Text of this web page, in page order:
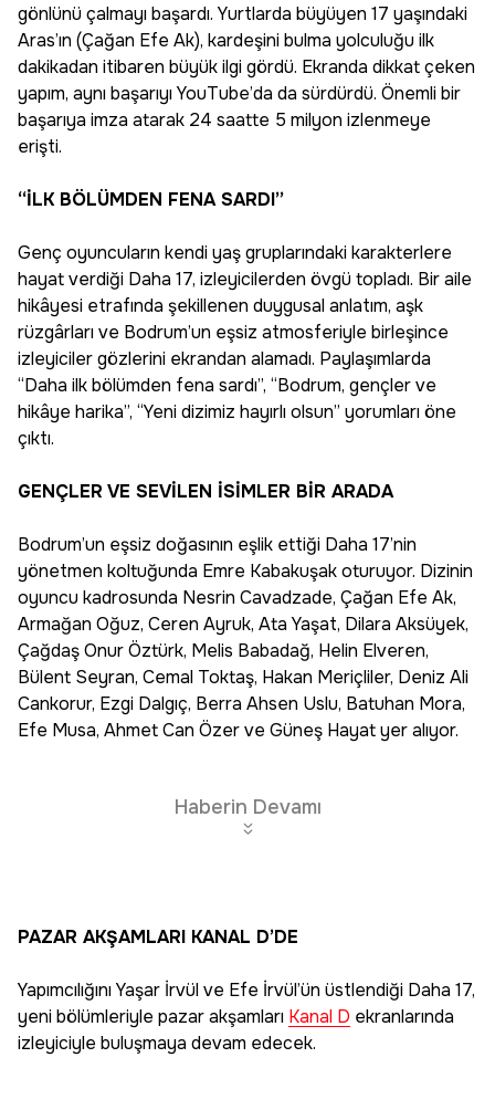
gönlünü çalmayı başardı. Yurtlarda büyüyen 17 yaşındaki
Aras’ın (Çağan Efe Ak), kardeşini bulma yolculuğu ilk
dakikadan itibaren büyük ilgi gördü. Ekranda dikkat çeken
yapım, aynı başarıyı YouTube’da da sürdürdü. Önemli bir
başarıya imza atarak 24 saatte 5 milyon izlenmeye
erişti.
“İLK BÖLÜMDEN FENA SARDI”
Genç oyuncuların kendi yaş gruplarındaki karakterlere
hayat verdiği Daha 17, izleyicilerden övgü topladı. Bir aile
hikâyesi etrafında şekillenen duygusal anlatım, aşk
rüzgârları ve Bodrum’un eşsiz atmosferiyle birleşince
izleyiciler gözlerini ekrandan alamadı. Paylaşımlarda
“Daha ilk bölümden fena sardı”, “Bodrum, gençler ve
hikâye harika”, “Yeni dizimiz hayırlı olsun” yorumları öne
çıktı.
GENÇLER VE SEVİLEN İSİMLER BİR ARADA
Bodrum’un eşsiz doğasının eşlik ettiği Daha 17’nin
yönetmen koltuğunda Emre Kabakuşak oturuyor. Dizinin
oyuncu kadrosunda Nesrin Cavadzade, Çağan Efe Ak,
Armağan Oğuz, Ceren Ayruk, Ata Yaşat, Dilara Aksüyek,
Çağdaş Onur Öztürk, Melis Babadağ, Helin Elveren,
Bülent Seyran, Cemal Toktaş, Hakan Meriçliler, Deniz Ali
Cankorur, Ezgi Dalgıç, Berra Ahsen Uslu, Batuhan Mora,
Efe Musa, Ahmet Can Özer ve Güneş Hayat yer alıyor.
Haberin Devamı
PAZAR AKŞAMLARI KANAL D’DE
Yapımcılığını Yaşar İrvül ve Efe İrvül’ün üstlendiği Daha 17,
yeni bölümleriyle pazar akşamları Kanal D ekranlarında
izleyiciyle buluşmaya devam edecek.